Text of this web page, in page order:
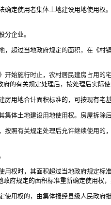
定使用者集体土地建设用地使用权
企业。
过当地政府规定的面积，在《村
始施行时止，农村居民建房占用的
的有关规定处理后，按处理后实际
地合计面积标准的，可按现有宅基
土地建设用地使用权。房屋拆除
照有关规定处理后允许继续使用的
权时，其面积超过当地政府规定标
府规定的面积标准重新确定使用权，
权的，由集体报经县级人民政府批